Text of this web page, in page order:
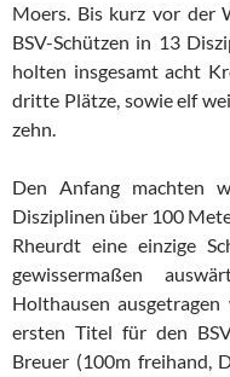
Moers. Bis kurz vor der
BSV-Schützen in 13
holten insgesamt acht
dritte Plätze, sowie elf
zehn.
Den Anfang machten
Disziplinen über 100
Rheurdt eine einzige
gewissermaßen
Holthausen
ersten Titel für den
Breuer (100m freihand,